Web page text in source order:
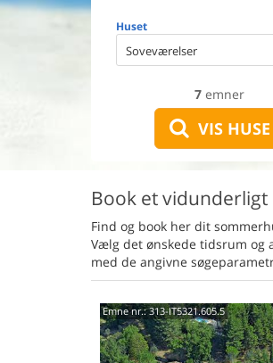
Huset
Soveværelser
7 emner
VIS HUSE
Book et
Find og book her dit
Vælg det ønskede tidsrum og
med de angivne
Emne nr.:313-IT5321.605.5